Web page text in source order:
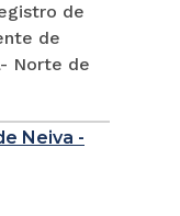
de
de
Norte de
Neiva -